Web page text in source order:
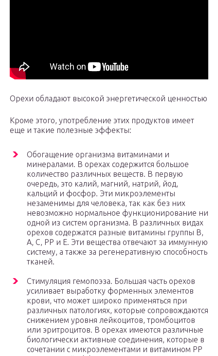
Орехи обладают высокой энергетической ценностью
Кроме этого, употребление этих продуктов имеет
еще и такие полезные эффекты:
Обогащение организма витаминами и
минералами. В орехах содержится большое
количество различных веществ. В первую
очередь, это калий, магний, натрий, йод,
кальций и фосфор. Эти микроэлементы
незаменимы для человека, так как без них
невозможно нормальное функционирование ни
одной из систем организма. В различных видах
орехов содержатся разные витамины группы В,
А, С, РР и Е. Эти вещества отвечают за иммунную
систему, а также за регенеративную способность
тканей.
Стимуляция гемопоэза. Большая часть орехов
усиливает выработку форменных элементов
крови, что может широко применяться при
различных патологиях, которые сопровождаются
снижением уровня лейкоцитов, тромбоцитов
или эритроцитов. В орехах имеются различные
биологически активные соединения, которые в
сочетании с микроэлементами и витамином РР